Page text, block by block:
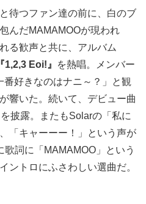
待つファン達の前に、白のブ
んだMAMAMOOが現われ
る歓声と共に、アルバム
『1,2,3 Eoi!』
を熱唱。メンバー
番好きなのはナニ～？」と観
響いた。続いて、デビュー曲
を披露。またもSolarの「私に
「キャーーー！」という声が
詞に「MAMAMOO」という
ントロにふさわしい選曲だ。